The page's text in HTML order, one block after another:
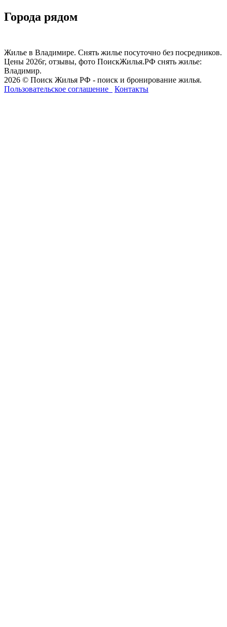
Города рядом
Жилье в Владимире. Снять жилье посуточно без посредников.
Цены 2026г, отзывы, фото ПоискЖилья.РФ снять жилье:
Владимир.
2026 © Поиск Жилья РФ - поиск и бронирование жилья.
Пользовательское соглашение
Контакты